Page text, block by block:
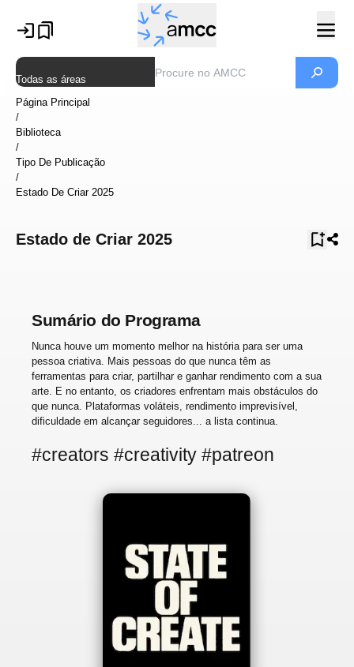
Todas as áreas
Página Principal
/
Biblioteca
/
Tipo De Publicação
/
Estado De Criar 2025
Estado de Criar 2025
Sumário do Programa
Nunca houve um momento melhor na história para ser uma
pessoa criativa. Mais pessoas do que nunca têm as
ferramentas para criar, partilhar e ganhar rendimento com a sua
arte. E no entanto, os criadores enfrentam mais obstáculos do
que nunca. Plataformas voláteis, rendimento imprevisível,
dificuldade em alcançar seguidores... a lista continua.
#creators #creativity #patreon